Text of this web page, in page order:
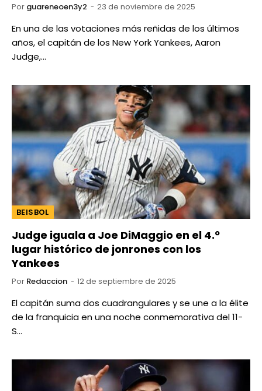
Por guareneoen3y2 23 de noviembre de 2025
En una de las votaciones más reñidas de los últimos
años, el capitán de los New York Yankees, Aaron
Judge,…
BEISBOL
Judge iguala a Joe DiMaggio en el 4.º
lugar histórico de jonrones con los
Yankees
Por Redaccion 12 de septiembre de 2025
El capitán suma dos cuadrangulares y se une a la élite
de la franquicia en una noche conmemorativa del 11-
S…